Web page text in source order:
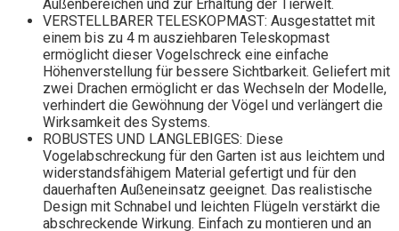
Außenbereichen und zur Erhaltung der Tierwelt.
VERSTELLBARER TELESKOPMAST: Ausgestattet mit
einem bis zu 4 m ausziehbaren Teleskopmast
ermöglicht dieser Vogelschreck eine einfache
Höhenverstellung für bessere Sichtbarkeit. Geliefert mit
zwei Drachen ermöglicht er das Wechseln der Modelle,
verhindert die Gewöhnung der Vögel und verlängert die
Wirksamkeit des Systems.
ROBUSTES UND LANGLEBIGES: Diese
Vogelabschreckung für den Garten ist aus leichtem und
widerstandsfähigem Material gefertigt und für den
dauerhaften Außeneinsatz geeignet. Das realistische
Design mit Schnabel und leichten Flügeln verstärkt die
abschreckende Wirkung. Einfach zu montieren und an